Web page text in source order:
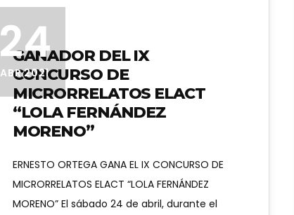
24
ABR 2021
GANADOR DEL IX
CONCURSO DE
MICRORRELATOS ELACT
“LOLA FERNÁNDEZ
MORENO”
ERNESTO ORTEGA GANA EL IX CONCURSO DE
MICRORRELATOS ELACT “LOLA FERNÁNDEZ
MORENO” El sábado 24 de abril, durante el